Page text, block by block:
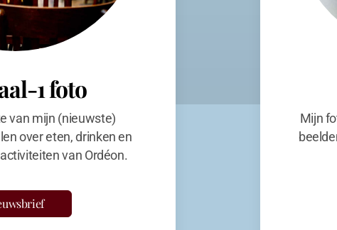
1 foto
van mijn (nieuwste)
over eten, drinken en
van Ordéon.
Mijn